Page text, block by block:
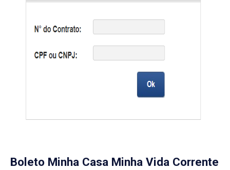
Boleto Minha Casa Minha Vida Corrente